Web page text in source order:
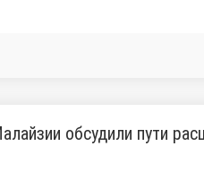
обсудили пути